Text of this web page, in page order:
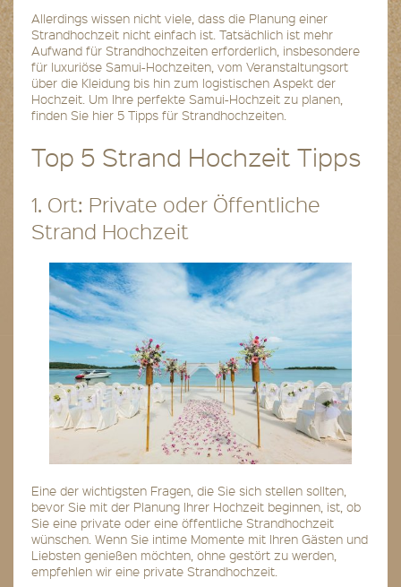
Allerdings wissen nicht viele, dass die Planung einer
Strandhochzeit nicht einfach ist. Tatsächlich ist mehr
Aufwand für Strandhochzeiten erforderlich, insbesondere
für luxuriöse Samui-Hochzeiten, vom Veranstaltungsort
über die Kleidung bis hin zum logistischen Aspekt der
Hochzeit. Um Ihre perfekte Samui-Hochzeit zu planen,
finden Sie hier 5 Tipps für Strandhochzeiten.
Top 5 Strand Hochzeit Tipps
1. Ort: Private oder Öffentliche
Strand Hochzeit
Eine der wichtigsten Fragen, die Sie sich stellen sollten,
bevor Sie mit der Planung Ihrer Hochzeit beginnen, ist, ob
Sie eine private oder eine öffentliche Strandhochzeit
wünschen. Wenn Sie intime Momente mit Ihren Gästen und
Liebsten genießen möchten, ohne gestört zu werden,
empfehlen wir eine private Strandhochzeit.